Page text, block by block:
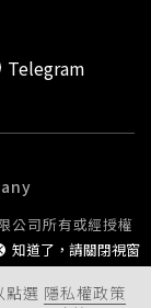
選 隱私權政策
知道了，請關閉視窗
Telegram
公司所有或經授權
或公開傳輸。